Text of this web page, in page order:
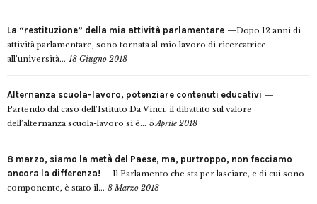
La “restituzione” della mia attività parlamentare
Dopo 12 anni di
attività parlamentare, sono tornata al mio lavoro di ricercatrice
all’università... 18 Giugno 2018
Alternanza scuola-lavoro, potenziare contenuti educativi
Partendo dal caso dell’Istituto Da Vinci, il dibattito sul valore
dell’alternanza scuola-lavoro si è... 5 Aprile 2018
8 marzo, siamo la metà del Paese, ma, purtroppo, non facciamo
ancora la differenza!
Il Parlamento che sta per lasciare, e di cui sono
componente, è stato il... 8 Marzo 2018